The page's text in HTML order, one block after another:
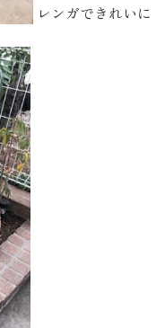
レンガできれいに